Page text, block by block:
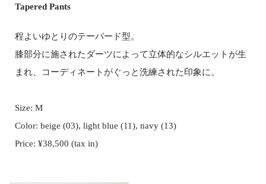
Tapered Pants
程よいゆとりのテーパード型。
膝部分に施されたダーツによって立体的なシルエットが生
まれ、コーディネートがぐっと洗練された印象に。
Size: M
Color: beige (03), light blue (11), navy (13)
Price: ¥38,500 (tax in)